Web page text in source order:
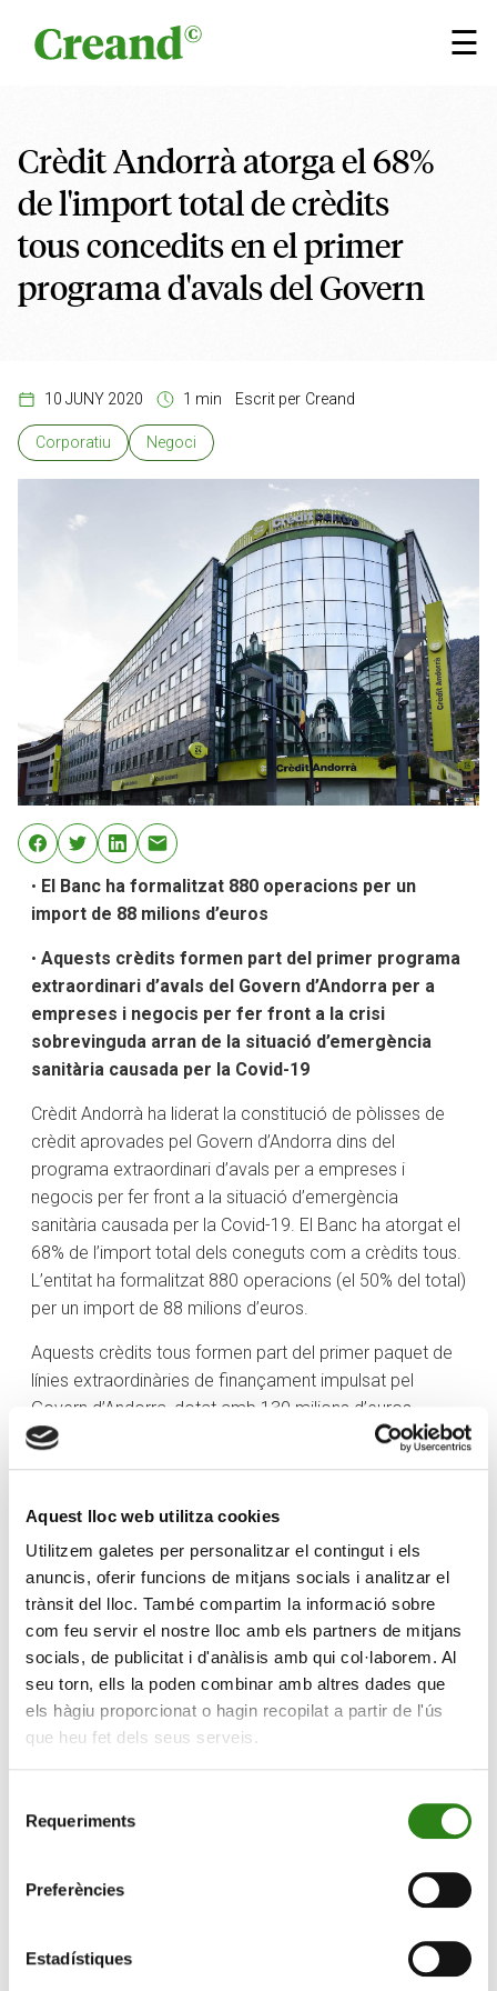
Aquest lloc web utilitza cookies
Utilitzem galetes per personalitzar el contingut i els
anuncis, oferir funcions de mitjans socials i analitzar el
trànsit del lloc. També compartim la informació sobre
com feu servir el nostre lloc amb els partners de mitjans
socials, de publicitat i d'anàlisis amb qui col·laborem. Al
seu torn, ells la poden combinar amb altres dades que
els hàgiu proporcionat o hagin recopilat a partir de l'ús
que heu fet dels seus serveis.
Requeriments
Preferències
Estadístiques
☰
×
Crèdit Andorrà atorga el 68%
de l'import total de crèdits
tous concedits en el primer
programa d'avals del Govern
10 JUNY 2020 1 min Escrit per Creand
Corporatiu Negoci
• El Banc ha formalitzat 880 operacions per un
import de 88 milions d’euros
• Aquests crèdits formen part del primer programa
extraordinari d’avals del Govern d’Andorra per a
empreses i negocis per fer front a la crisi
sobrevinguda arran de la situació d’emergència
sanitària causada per la Covid-19
Crèdit Andorrà ha liderat la constitució de pòlisses de
crèdit aprovades pel Govern d’Andorra dins del
programa extraordinari d’avals per a empreses i
negocis per fer front a la situació d’emergència
sanitària causada per la Covid-19. El Banc ha atorgat el
68% de l’import total dels coneguts com a crèdits tous.
L’entitat ha formalitzat 880 operacions (el 50% del total)
per un import de 88 milions d’euros.
Aquests crèdits tous formen part del primer paquet de
línies extraordinàries de finançament impulsat pel
Govern d’Andorra, dotat amb 130 milions d’euros.
L’Executiu s’ha fet càrrec dels interessos meritats per
les facilitats creditícies aprovades, a un tipus fix del
despeses de funcionament i a un tipus fix del 0,10% per
als crèdits per pagar les obligacions financeres.
El Govern d’Andorra ha aprovat ja el segon paquet, amb
una dotació pressupostària de 100 milions d’euros que,
en aquest cas, servirà per formalitzar tres línies de
finançament. Es manté la destinada a pagar les
obligacions financeres, i se n’afegeixen dues: una per
dotar de liquiditat les empreses i negocis per fer front al
reduccions de jornada laboral, i l’altra per finançar
treballs d’adequació d’establiments per a l’atenció al
situació d’emergència sanitària. En aquest cas, el
aplicats per les entitats financeres.